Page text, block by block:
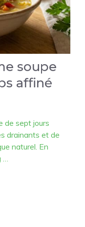
soupe
affiné
de sept jours
drainants et de
naturel. En
…